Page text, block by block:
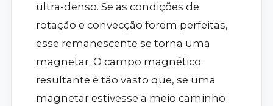
ultra-denso. Se as condições de
rotação e convecção forem perfeitas,
esse remanescente se torna uma
magnetar. O campo magnético
resultante é tão vasto que, se uma
magnetar estivesse a meio caminho